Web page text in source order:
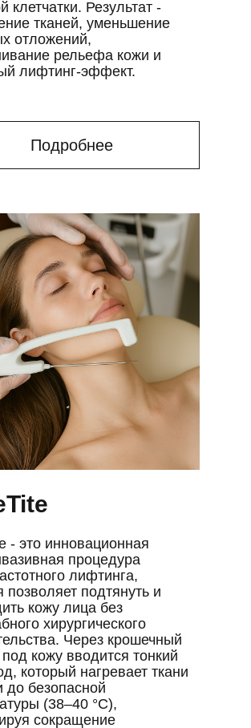
клетчатки. Результат -
тканей, уменьшение
отложений,
рельефа кожи и
лифтинг-эффект.
Подробнее
- это инновационная
процедура
лифтинга,
позволяет подтянуть и
кожу лица без
хирургического
Через крошечный
кожу вводится тонкий
который нагревает ткани
до безопасной
(38–40 °C),
сокращение